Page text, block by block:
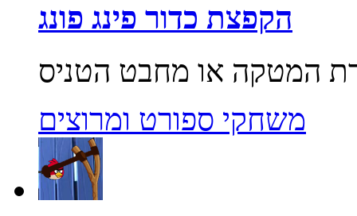
הקפצת כדור פינג פונג
משחקי ספורט ומרוצים